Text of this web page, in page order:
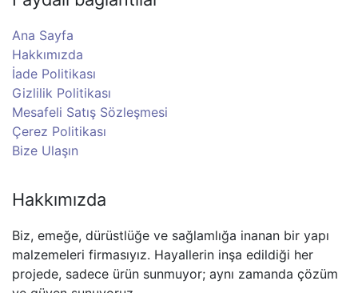
Ana Sayfa
Hakkımızda
İade Politikası
Gizlilik Politikası
Mesafeli Satış Sözleşmesi
Çerez Politikası
Bize Ulaşın
Hakkımızda
Biz, emeğe, dürüstlüğe ve sağlamlığa inanan bir yapı
malzemeleri firmasıyız. Hayallerin inşa edildiği her
projede, sadece ürün sunmuyor; aynı zamanda çözüm